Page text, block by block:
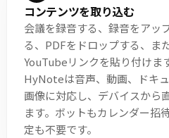
コンテンツを取り込む
会議を録音する、録音をアッ
る、PDFをドロップする、ま
YouTubeリンクを貼り付けま
HyNoteは音声、動画、ドキュ
画像に対応し、デバイスから
ます。ボットもカレンダー招
定も不要です。